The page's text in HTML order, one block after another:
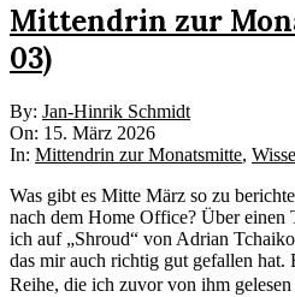
Mittendrin zur
03)
2026-
03-
15
By: Jan-Hinrik Schmidt
On: 15. März 2026
In: Mittendrin zur Monatsmitte,
Was gibt es Mitte März so zu
nach dem Home Office? Über einen
ich auf „Shroud“ von Adrian
das mir auch richtig gut gefallen
Reihe, die ich zuvor von ihm gelesen